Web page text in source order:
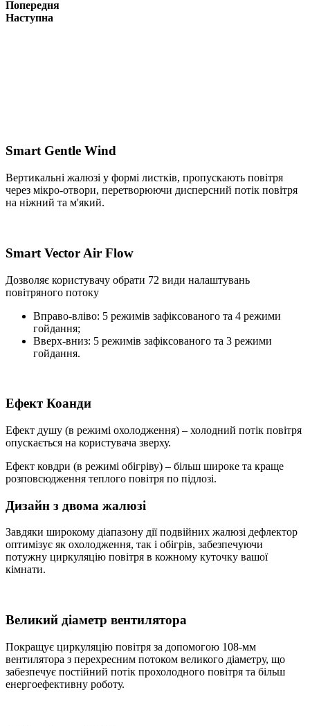
Попередня
Наступна
Smart Gentle Wind
Вертикальні жалюзі у формі листків, пропускають повітря
через мікро-отвори, перетворюючи дисперсний потік повітря
на ніжний та м'який.
Smart Vector Air Flow
Дозволяє користувачу обрати 72 види налаштувань
повітряного потоку
Вправо-вліво: 5 режимів зафіксованого та 4 режими
гойдання;
Вверх-вниз: 5 режимів зафіксованого та 3 режими
гойдання.
Ефект Коанди
Ефект душу (в режимі охолодження) – холодний потік повітря
опускається на користувача зверху.
Ефект ковдри (в режимі обігріву) – більш широке та краще
розповсюдження теплого повітря по підлозі.
Дизайн з двома жалюзі
Завдяки широкому діапазону дії подвійних жалюзі дефлектор
оптимізує як охолодження, так і обігрів, забезпечуючи
потужну циркуляцію повітря в кожному куточку вашої
кімнати.
Великий діаметр вентилятора
Покращує циркуляцію повітря за допомогою 108-мм
вентилятора з перехресним потоком великого діаметру, що
забезпечує постійний потік прохолодного повітря та більш
енергоефективну роботу.